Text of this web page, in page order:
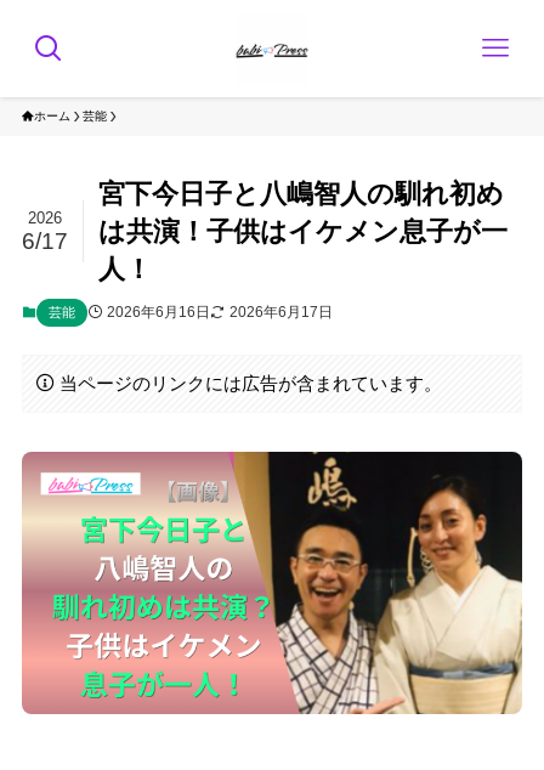
ホーム 芸能
宮下今日子と八嶋智人の馴れ初め
は共演！子供はイケメン息子が一
人！
2026
6/17
芸能 2026年6月16日 2026年6月17日
当ページのリンクには広告が含まれています。